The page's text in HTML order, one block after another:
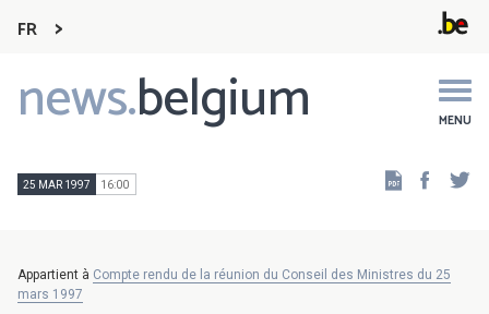
FR
news.belgium MENU
Main
navigation
25 MAR 1997 16:00
Appartient à Compte rendu de la réunion du Conseil des Ministres du 25
mars 1997